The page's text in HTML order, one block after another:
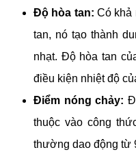
Độ hòa tan: Có khả
tan, nó tạo thành
nhạt. Độ hòa tan
điều kiện nhiệt độ
Điểm nóng chảy:
thuộc vào công
thường dao động từ